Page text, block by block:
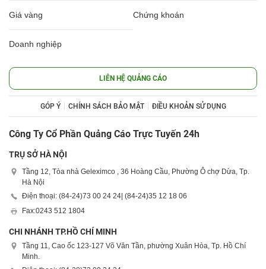
Giá vàng Chứng khoán
Doanh nghiệp
LIÊN HỆ QUẢNG CÁO
GÓP Ý CHÍNH SÁCH BẢO MẬT ĐIỀU KHOẢN SỬ DỤNG
Công Ty Cổ Phần Quảng Cáo Trực Tuyến 24h
TRỤ SỞ HÀ NỘI
Tầng 12, Tòa nhà Geleximco , 36 Hoàng Cầu, Phường Ô chợ Dừa, Tp.
Hà Nội
Điện thoại: (84-24)73 00 24 24| (84-24)35 12 18 06
Fax:0243 512 1804
CHI NHÁNH TP.HỒ CHÍ MINH
Tầng 11, Cao ốc 123-127 Võ Văn Tần, phường Xuân Hòa, Tp. Hồ Chí
Minh.